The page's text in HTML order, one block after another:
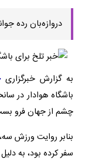
دروازه‌بان رده
به گزارش خبرگزاری
باشگاه هوادار در
چشم از جهان فرو
بنابر روایت ورزش
سفر کرده بود، به